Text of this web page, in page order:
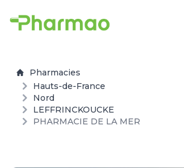
Pharmacies
Hauts-de-France
Nord
LEFFRINCKOUCKE
PHARMACIE DE LA MER